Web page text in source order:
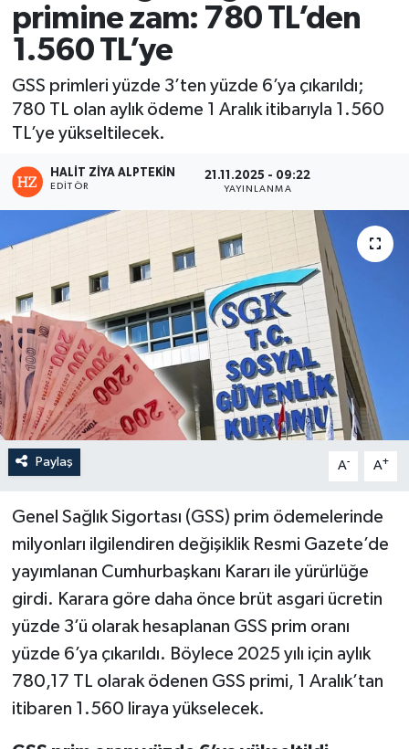
primine zam: 780 TL’den
1.560 TL’ye
GSS primleri yüzde 3’ten yüzde 6’ya çıkarıldı;
780 TL olan aylık ödeme 1 Aralık itibarıyla 1.560
TL’ye yükseltilecek.
HALIT ZIYA ALPTEKIN
EDITÖR
21.11.2025 - 09:22
YAYINLANMA
Paylaş A- A+
Genel Sağlık Sigortası (GSS) prim ödemelerinde
milyonları ilgilendiren değişiklik Resmi Gazete’de
yayımlanan Cumhurbaşkanı Kararı ile yürürlüğe
girdi. Karara göre daha önce brüt asgari ücretin
yüzde 3’ü olarak hesaplanan GSS prim oranı
yüzde 6’ya çıkarıldı. Böylece 2025 yılı için aylık
780,17 TL olarak ödenen GSS primi, 1 Aralık’tan
itibaren 1.560 liraya yükselecek.